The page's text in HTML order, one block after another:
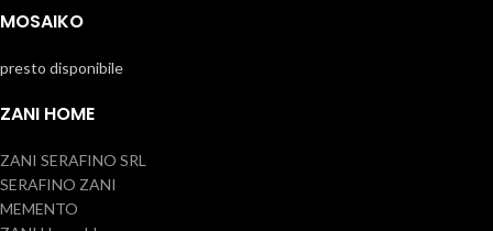
MOSAIKO
presto disponibile
ZANI HOME
ZANI SERAFINO SRL
SERAFINO ZANI
MEMENTO